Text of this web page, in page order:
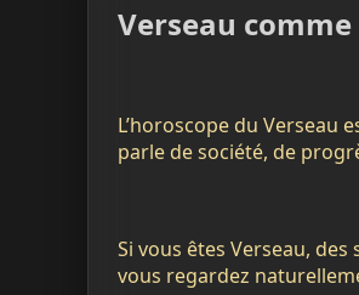
Verseau
L’horoscope du Verseau
parle de société, de
Si vous êtes Verseau,
vous regardez